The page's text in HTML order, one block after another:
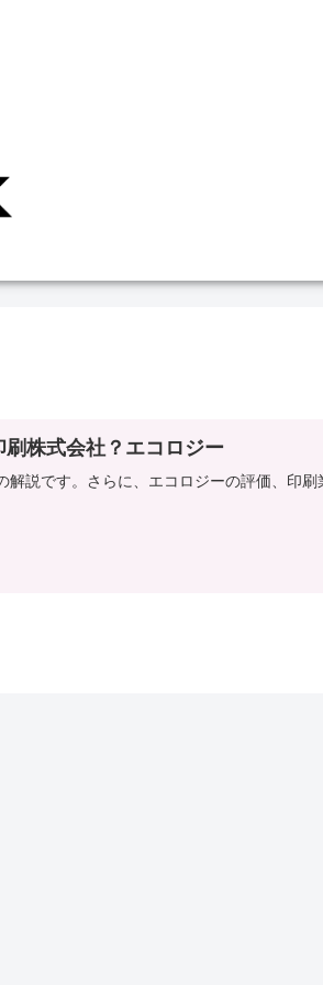
株式会社？エコロジー
説です。さらに、エコロジーの評価、印刷